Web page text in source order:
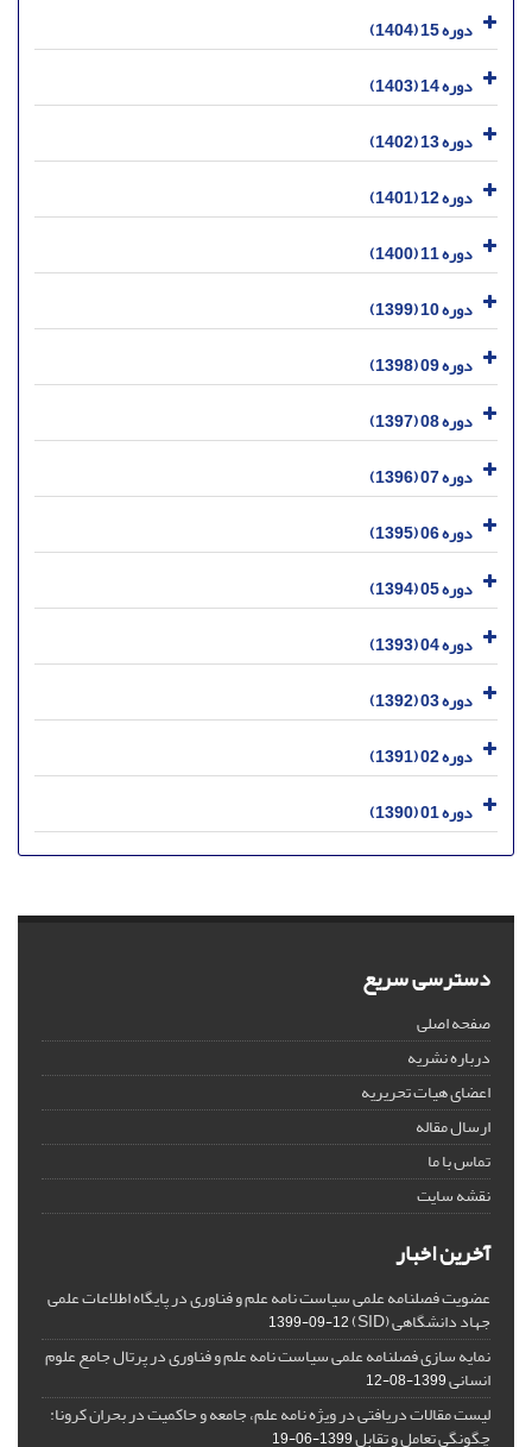
دوره 15 (1404)
دوره 14 (1403)
دوره 13 (1402)
دوره 12 (1401)
دوره 11 (1400)
دوره 10 (1399)
دوره 09 (1398)
دوره 08 (1397)
دوره 07 (1396)
دوره 06 (1395)
دوره 05 (1394)
دوره 04 (1393)
دوره 03 (1392)
دوره 02 (1391)
دوره 01 (1390)
دسترسی سریع
صفحه اصلی
درباره نشریه
اعضای هیات تحریریه
ارسال مقاله
تماس با ما
نقشه سایت
آخرین اخبار
عضویت فصلنامه علمی سیاست نامه علم و فناوری در پایگاه اطلاعات علمی
جهاد دانشگاهی (SID) 1399-09-12
نمایه سازی فصلنامه علمی سیاست نامه علم و فناوری در پرتال جامع علوم
انسانی1399-08-12
لیست مقالات دریافتی در ویژه نامه علم، جامعه و حاکمیت در بحران کرونا:
چگونگی تعامل و تقابل1399-06-19